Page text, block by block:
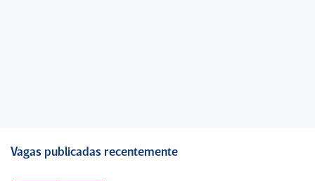
Vagas publicadas recentemente